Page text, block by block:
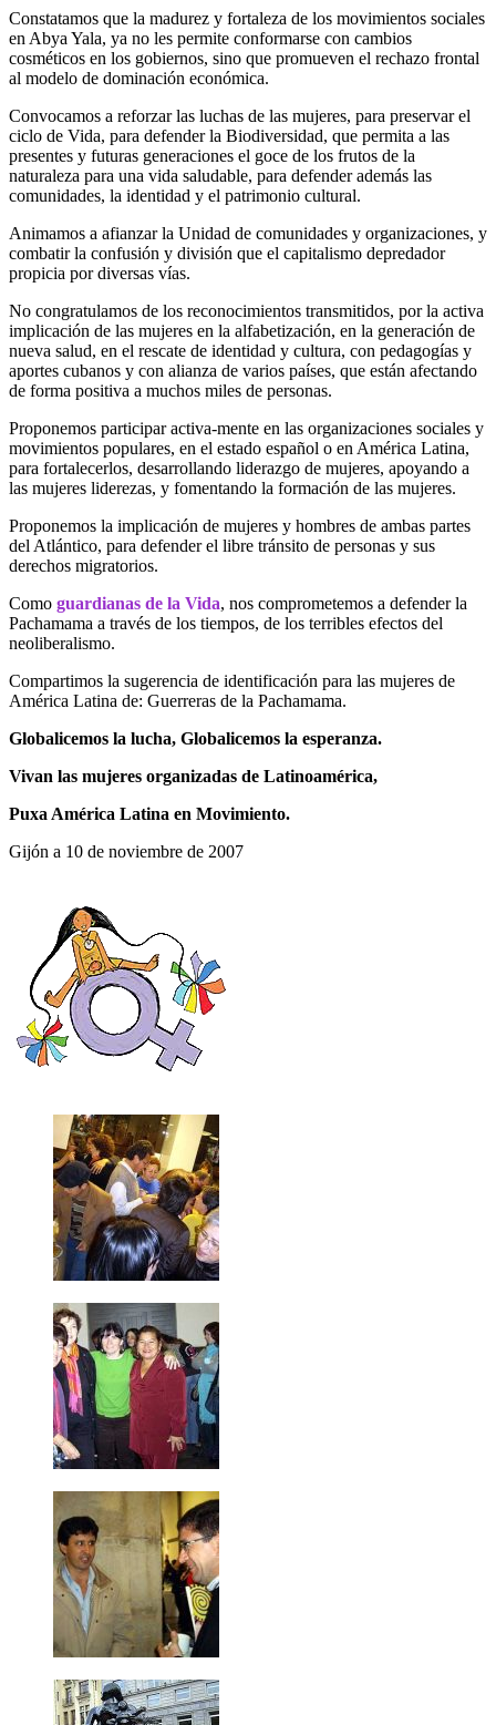
Constatamos que la madurez y fortaleza de los movimientos sociales
en Abya Yala, ya no les permite conformarse con cambios
cosméticos en los gobiernos, sino que promueven el rechazo frontal
al modelo de dominación económica.
Convocamos a reforzar las luchas de las mujeres, para preservar el
ciclo de Vida, para defender la Biodiversidad, que permita a las
presentes y futuras generaciones el goce de los frutos de la
naturaleza para una vida saludable, para defender además las
comunidades, la identidad y el patrimonio cultural.
Animamos a afianzar la Unidad de comunidades y organizaciones, y
combatir la confusión y división que el capitalismo depredador
propicia por diversas vías.
No congratulamos de los reconocimientos transmitidos, por la activa
implicación de las mujeres en la alfabetización, en la generación de
nueva salud, en el rescate de identidad y cultura, con pedagogías y
aportes cubanos y con alianza de varios países, que están afectando
de forma positiva a muchos miles de personas.
Proponemos participar activa-mente en las organizaciones sociales y
movimientos populares, en el estado español o en América Latina,
para fortalecerlos, desarrollando liderazgo de mujeres, apoyando a
las mujeres liderezas, y fomentando la formación de las mujeres.
Proponemos la implicación de mujeres y hombres de ambas partes
del Atlántico, para defender el libre tránsito de personas y sus
derechos migratorios.
Como guardianas de la Vida, nos comprometemos a defender la
Pachamama a través de los tiempos, de los terribles efectos del
neoliberalismo.
Compartimos la sugerencia de identificación para las mujeres de
América Latina de: Guerreras de la Pachamama.
Globalicemos la lucha, Globalicemos la esperanza.
Vivan las mujeres organizadas de Latinoamérica,
Puxa América Latina en Movimiento.
Gijón a 10 de noviembre de 2007